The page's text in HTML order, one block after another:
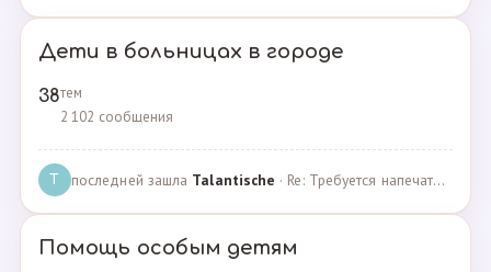
Дети в больницах в городе
38тем
2 102 сообщения
T последней зашла Talantische · Re: Требуется напечатать бейджики · 09.02.2024
Помощь особым детям